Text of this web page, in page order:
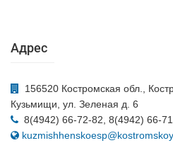
Адрес
156520 Костромская обл.,
Кузьмищи, ул. Зеленая д. 6
8(4942) 66-72-82, 8(4942) 66-